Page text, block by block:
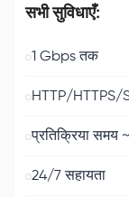
सभी सुविधाएँ:
1 Gbps तक
HTTP/HTTPS/
प्रतिक्रिया
24/7 सहायता